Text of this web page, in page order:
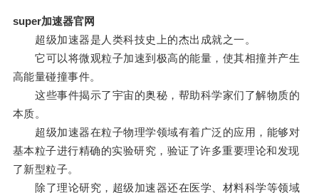
super加速器官网
超级加速器是人类科技史上的杰出成就之一。
它可以将微观粒子加速到极高的能量，使其相撞并产生
高能量碰撞事件。
这些事件揭示了宇宙的奥秘，帮助科学家们了解物质的
本质。
超级加速器在粒子物理学领域有着广泛的应用，能够对
基本粒子进行精确的实验研究，验证了许多重要理论和发现
了新型粒子。
除了理论研究，超级加速器还在医学、材料科学等领域